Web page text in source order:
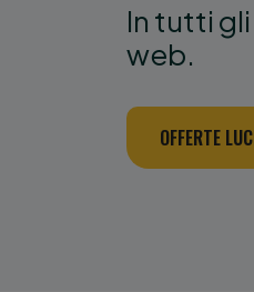
In tutti gli
web.
OFFERTE